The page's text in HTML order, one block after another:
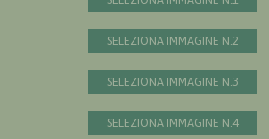
SELEZIONA IMMAGINE N.2
SELEZIONA IMMAGINE N.3
SELEZIONA IMMAGINE N.4